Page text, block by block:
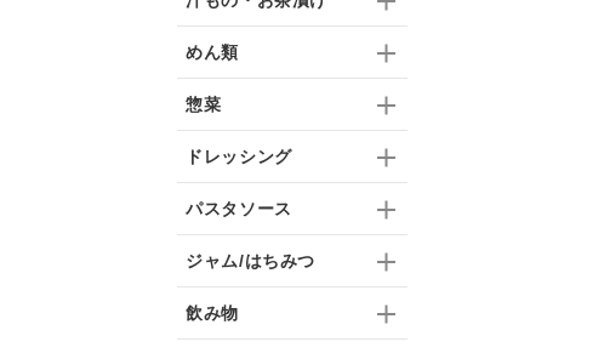
めん類
惣菜
ドレッシング
パスタソース
ジャム/はちみつ
飲み物